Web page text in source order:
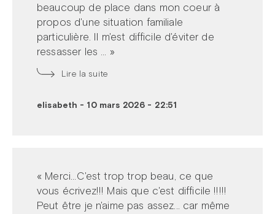
beaucoup de place dans mon coeur à
propos d'une situation familiale
particulière. Il m'est difficile d'éviter de
ressasser les ... »
Lire la suite
elisabeth - 10 mars 2026 - 22:51
« Merci...C'est trop trop beau, ce que
vous écrivez!!! Mais que c'est difficile !!!!!
Peut être je n'aime pas assez... car même